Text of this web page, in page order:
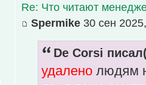
Re: Что читают
Spermike 30 сен
De Corsi
удалено людям